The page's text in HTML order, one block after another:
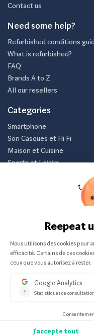
Contact us
Need some help?
Refurbished conditions
What is refurbished?
FAQ
Brands A to Z
All our resellers
Categories
Smartphone
Son Casques et Hi Fi
Maison et Cuisine
Sports et Loisirs
Nous ne communiquerons
© 2026 Reepeat
des offres
Terms
policies